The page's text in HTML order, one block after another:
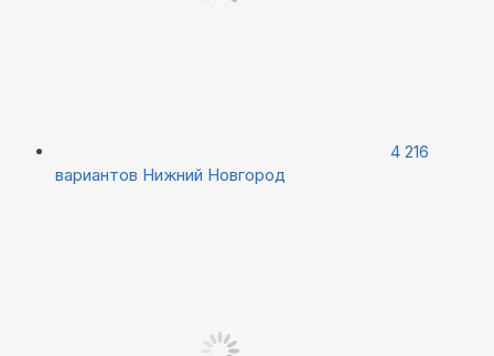
4 216
вариантов Нижний Новгород